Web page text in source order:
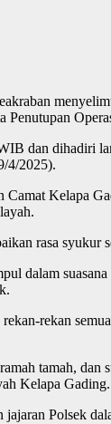
Penutupan
dan dihadiri
4/2025).
Camat Kelapa
rasa syukur
dalam
rekan
tamah,
Kelapa Gading.
Polsek